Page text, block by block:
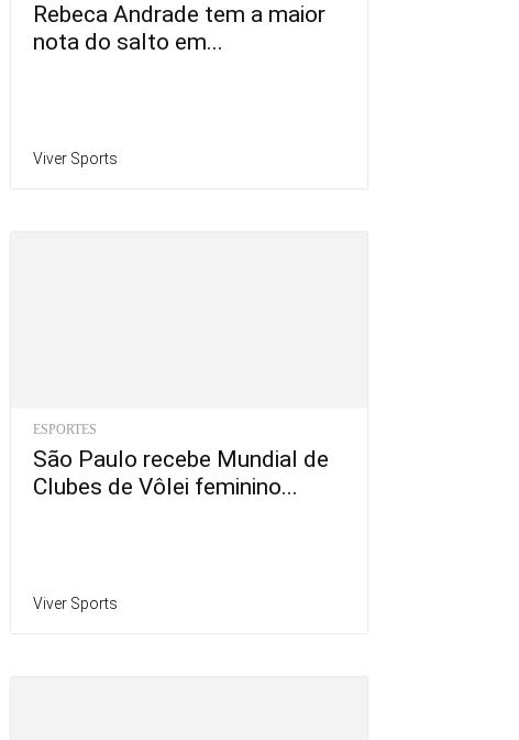
Rebeca Andrade tem a maior
nota do salto em...
Viver Sports
ESPORTES
São Paulo recebe Mundial de
Clubes de Vôlei feminino...
Viver Sports